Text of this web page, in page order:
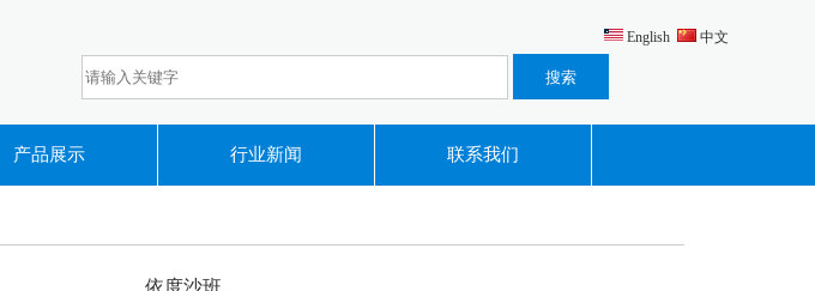
English 中文
产品展示 行业新闻 联系我们
依度沙班